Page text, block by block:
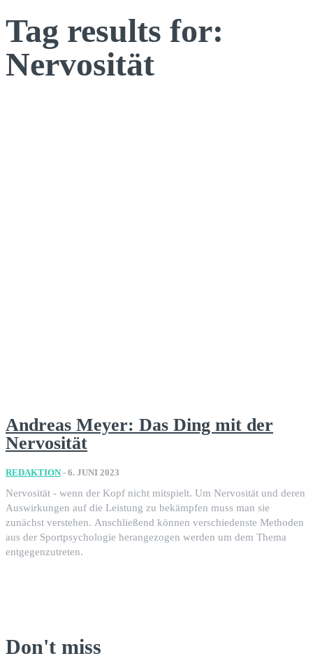
Tag results for:
Nervosität
Andreas Meyer: Das Ding mit der
Nervosität
REDAKTION - 6. JUNI 2023
Nervosität - wenn der Kopf nicht mitspielt. Um Nervosität und deren
Auswirkungen auf die Leistung zu bekämpfen muss man sie
zunächst verstehen. Anschließend können verschiedenste Methoden
aus der Sportpsychologie herangezogen werden um dem Thema
entgegenzutreten.
Don't miss